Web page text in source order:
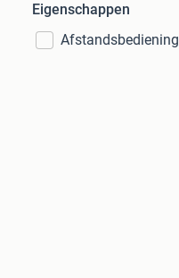
Eigenschappen
Afstandsbediening